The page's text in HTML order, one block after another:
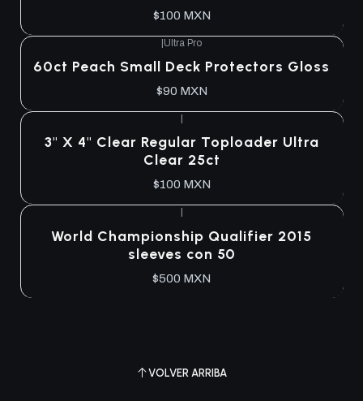
$100 MXN
|Ultra Pro
60ct Peach Small Deck Protectors Gloss
$90 MXN
3" X 4" Clear Regular Toploader Ultra
Clear 25ct
$100 MXN
World Championship Qualifier 2015
sleeves con 50
$500 MXN
VOLVER ARRIBA